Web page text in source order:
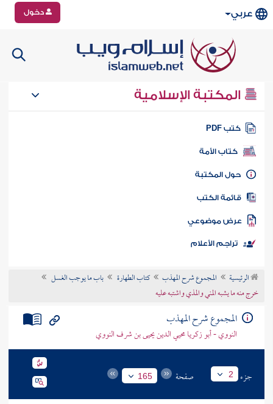
عربي دخول
المكتبة الإسلامية
كتب PDF
كتاب الأمة
المكتبة
الكتب
موضوعي
تراجم الأعلام
الرئيسية المجموع شرح المهذب كتاب الطهارة
باب ما يوجب الغسل
خرج منه ما يشبه المني والمذي واشتبه عليه
المجموع شرح المهذب
النووي - أبو زكريا محيي الدين يحيى بن شرف النووي
جزء 2 صفحة 165